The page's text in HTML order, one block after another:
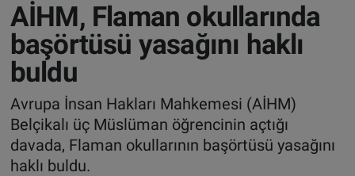
AİHM, Flaman okullarında
başörtüsü yasağını haklı
buldu
Avrupa İnsan Hakları Mahkemesi (AİHM)
Belçikalı üç Müslüman öğrencinin açtığı
davada, Flaman okullarının başörtüsü yasağını
haklı buldu.
ALMANYA
FRANSA
AVUSTURYA
SAĞLIK - YAŞAM
ALMANYA
TÜRKİYE
DÜNYA
BİLİM-TEKNOLOJİ
Trafik Durumu
Süper Lig Puan Durumu ve Fikstür
Tüm Manşetler
Son Dakika Haberleri